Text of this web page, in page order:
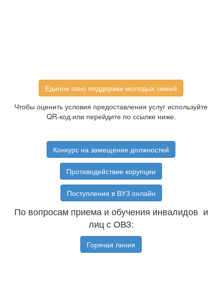
Единое окно поддержки молодых семей
Чтобы оценить условия предоставления услуг используйте
QR-код или перейдите по ссылке ниже.
Конкурс на замещение должностей
Противодействие корупции
Поступление в ВУЗ онлайн
По вопросам приема и обучения инвалидов и
лиц с ОВЗ:
Горячая линия